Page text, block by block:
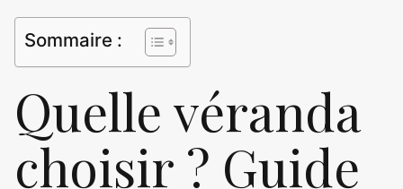
Sommaire :
Quelle véranda
choisir ? Guide